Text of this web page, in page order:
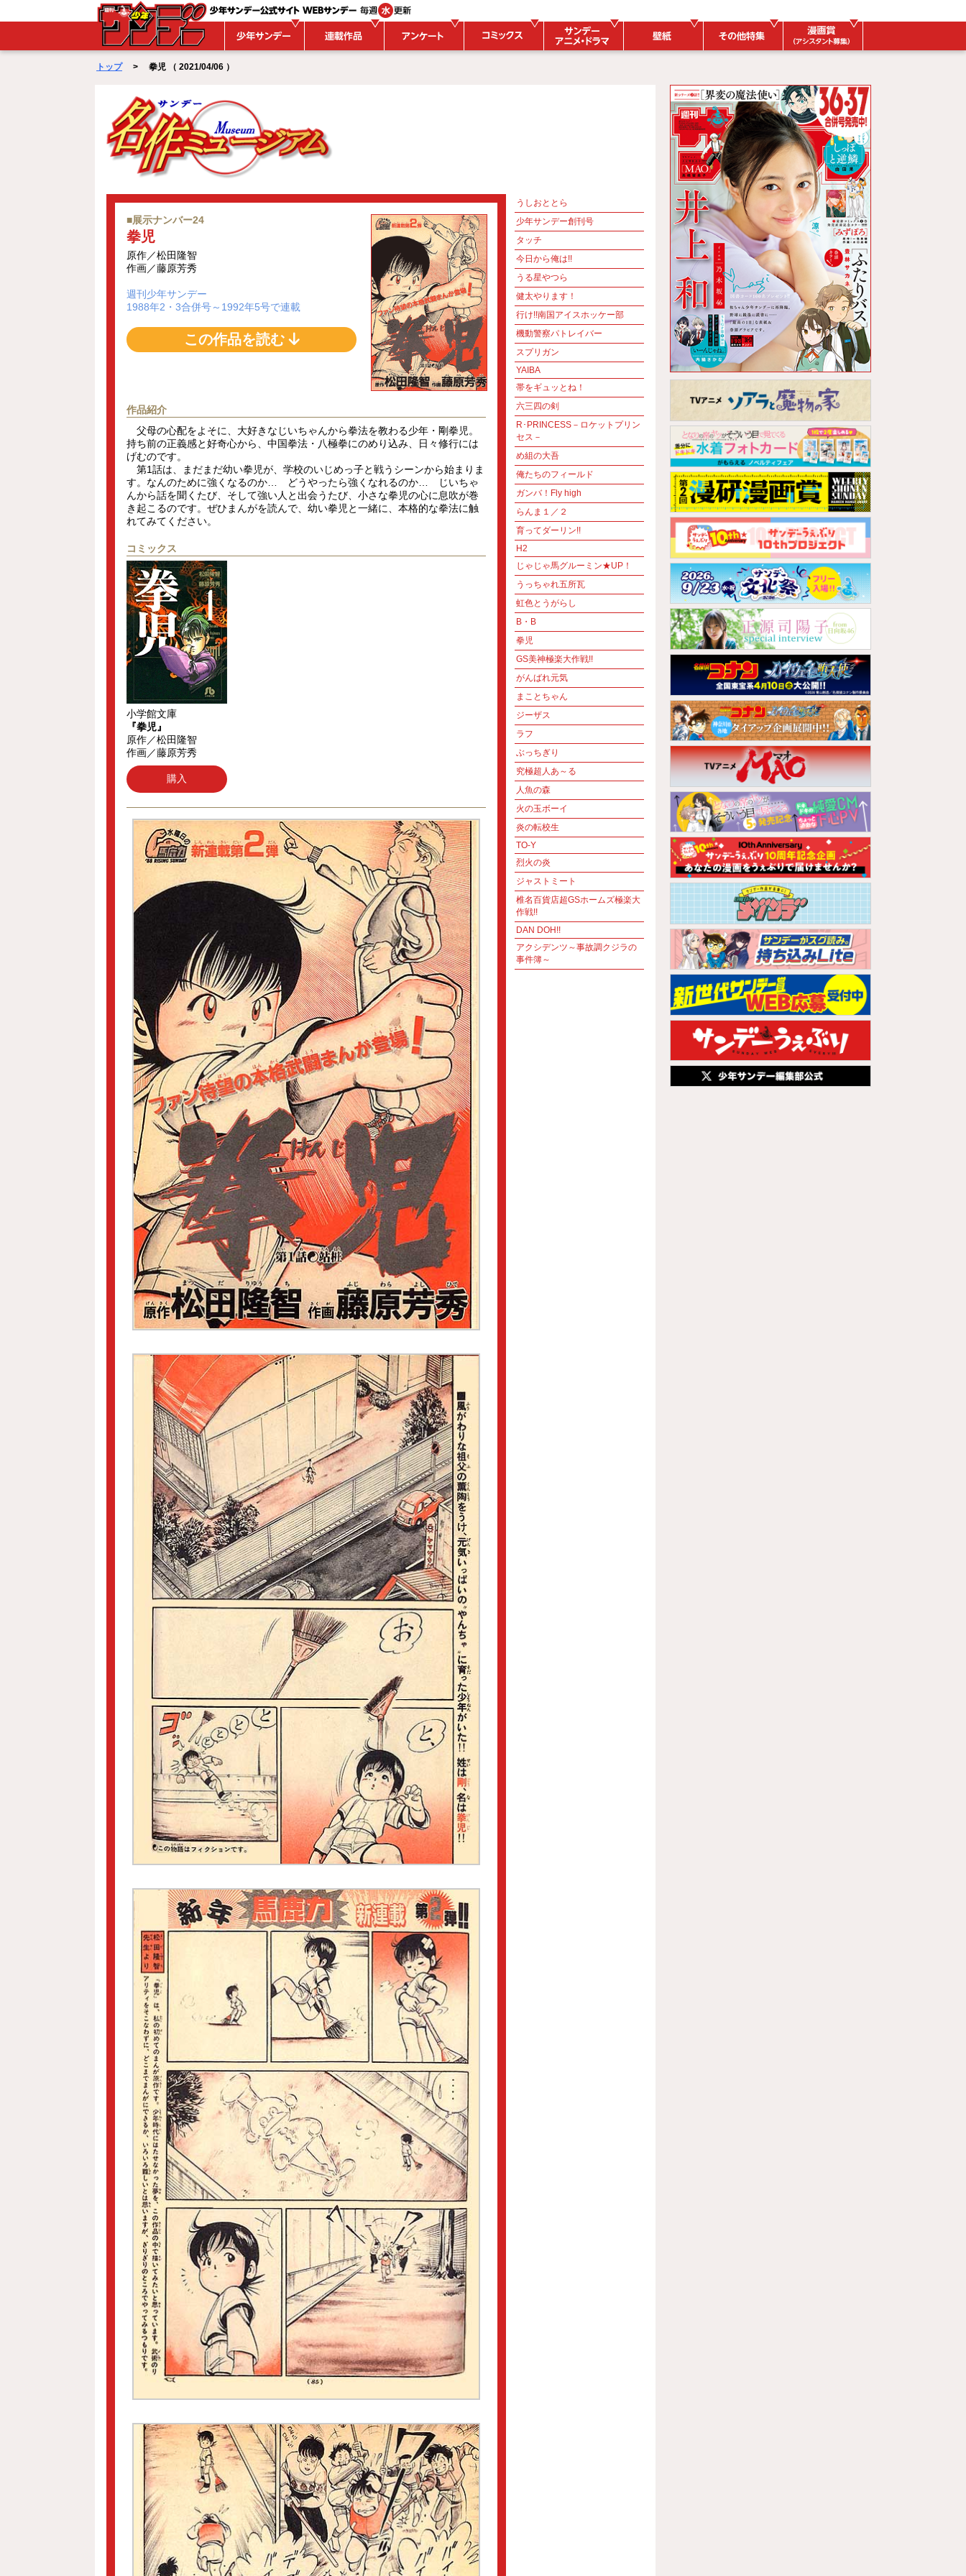
WEBサンデー
トップ> 拳児 （ 2021/04/06 ）
■展示ナンバー24
拳児
原作／松田隆智
作画／藤原芳秀
週刊少年サンデー
1988年2・3合併号～1992年5号で連載
この作品を読む
作品紹介
父母の心配をよそに、大好きなじいちゃんから拳法を教わる少年・剛拳児。
持ち前の正義感と好奇心から、中国拳法・八極拳にのめり込み、日々修行には
げむのです。
第1話は、まだまだ幼い拳児が、学校のいじめっ子と戦うシーンから始まりま
す。なんのために強くなるのか… どうやったら強くなれるのか… じいちゃ
んから話を聞くたび、そして強い人と出会うたび、小さな拳児の心に息吹が巻
き起こるのです。ぜひまんがを読んで、幼い拳児と一緒に、本格的な拳法に触
れてみてください。
コミックス
小学館文庫
『拳児』
原作／松田隆智
作画／藤原芳秀
購入
うしおととら
少年サンデー創刊号
タッチ
今日から俺は!!
うる星やつら
健太やります！
行け!!南国アイスホッケー部
機動警察パトレイバー
スプリガン
YAIBA
帯をギュッとね！
六三四の剣
R･PRINCESS－ロケットプリン
セス－
め組の大吾
俺たちのフィールド
ガンバ！Fly high
らんま１／２
育ってダーリン!!
H2
じゃじゃ馬グルーミン★UP！
うっちゃれ五所瓦
虹色とうがらし
B・B
拳児
GS美神極楽大作戦!!
がんばれ元気
まことちゃん
ジーザス
ラフ
ぶっちぎり
究極超人あ～る
人魚の森
火の玉ボーイ
炎の転校生
TO-Y
烈火の炎
ジャストミート
椎名百貨店超GSホームズ極楽大
作戦!!
DAN DOH!!
アクシデンツ～事故調クジラの
事件簿～